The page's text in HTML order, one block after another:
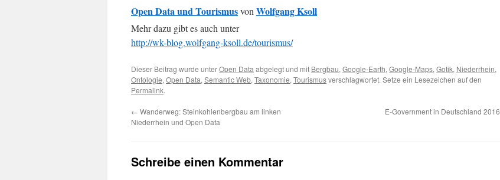
Open Data und Tourismusvon Wolfgang Ksoll
Mehr dazu gibt es auch unter
http://wk-blog.wolfgang-ksoll.de/tourismus/
Dieser Beitrag wurde unterOpen Data abgelegt und mit Bergbau, Google-Earth, Google-Maps, Gotik, Niederrhein,
Ontologie, Open Data, Semantic Web, Taxonomie, Tourismusverschlagwortet. Setze ein Lesezeichen auf den
Permalink.
← Wanderweg: Steinkohlenbergbau am linken
Niederrhein und Open Data
E-Government in Deutschland 2016
Schreibe einen Kommentar